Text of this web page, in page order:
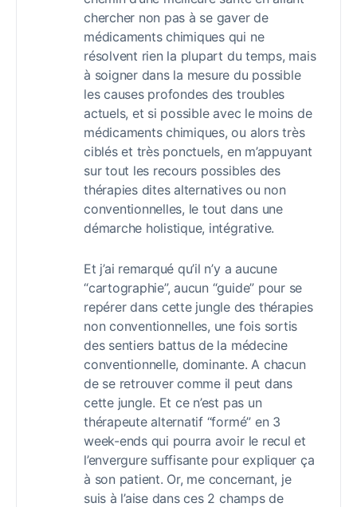
chercher non pas à se gaver de
médicaments chimiques qui ne
résolvent rien la plupart du temps, mais
à soigner dans la mesure du possible
les causes profondes des troubles
actuels, et si possible avec le moins de
médicaments chimiques, ou alors très
ciblés et très ponctuels, en m’appuyant
sur tout les recours possibles des
thérapies dites alternatives ou non
conventionnelles, le tout dans une
démarche holistique, intégrative.
Et j’ai remarqué qu’il n’y a aucune
“cartographie”, aucun “guide” pour se
repérer dans cette jungle des thérapies
non conventionnelles, une fois sortis
des sentiers battus de la médecine
conventionnelle, dominante. A chacun
de se retrouver comme il peut dans
cette jungle. Et ce n’est pas un
thérapeute alternatif “formé” en 3
week-ends qui pourra avoir le recul et
l’envergure suffisante pour expliquer ça
à son patient. Or, me concernant, je
suis à l’aise dans ces 2 champs de